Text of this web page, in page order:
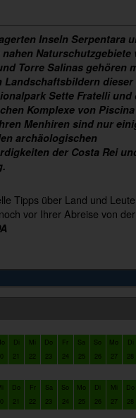
Inseln Serpentara
nahen Naturschutzgebiete
Torre Salinas gehören
Landschaftsbildern dieser
Sette Fratelli und
Komplexe von
Menhiren sind nur
archäologischen
der Costa Rei
Tipps über Land und
vor Ihrer Abreise von der
Di
21
Mi
22
Do
23
Fr
24
Sa
25
So
26
Mo
27
Di
28
Do
21
Fr
22
Sa
23
So
24
Mo
25
Di
26
Mi
27
Do
28